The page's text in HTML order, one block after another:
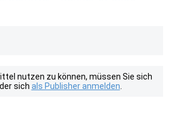
nutzen zu können, müssen Sie sich
sich als Publisher anmelden